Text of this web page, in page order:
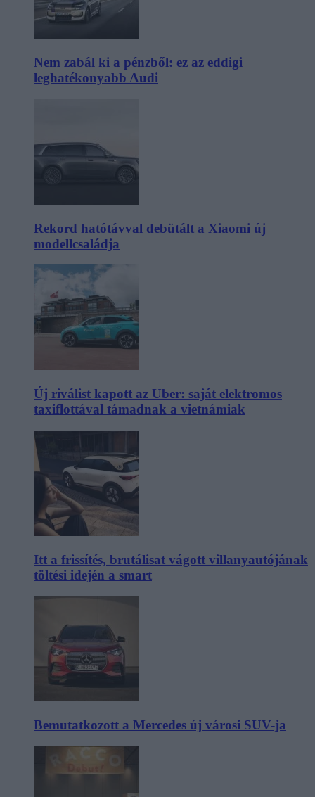
Nem zabál ki a pénzből: ez az eddigi
leghatékonyabb Audi
Rekord hatótávval debütált a Xiaomi új
modellcsaládja
Új riválist kapott az Uber: saját elektromos
taxiflottával támadnak a vietnámiak
Itt a frissítés, brutálisat vágott villanyautójának
töltési idején a smart
Bemutatkozott a Mercedes új városi SUV-ja